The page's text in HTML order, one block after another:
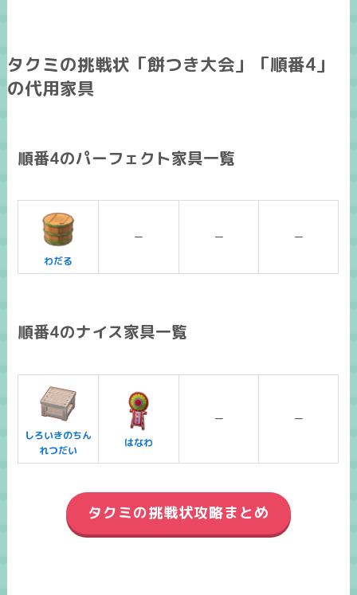
タクミの挑戦状「餅つき大会」「順番4」
の代用家具
順番4のパーフェクト家具一覧
わだる
ー ー ー
順番4のナイス家具一覧
しろいきのちん
れつだい
はなわ
ー ー
タクミの挑戦状攻略まとめ